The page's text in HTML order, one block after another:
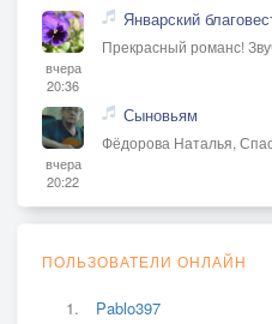
Миша, друг, тебя я
Беспокоюсь, Миша,
За тебя, как другу,
вчера
20:36
Январский
Прекрасный романс!
вчера
20:22
Сыновьям
Фёдорова Наталья,
ПОЛЬЗОВАТЕЛИ ОНЛАЙН
Pablo397